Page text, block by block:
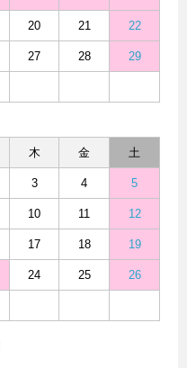
20 21 22
27 28 29
木 金 土
3 4 5
10 11 12
17 18 19
24 25 26